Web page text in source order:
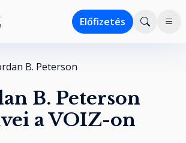
Előfizetés
B. Peterson
B. Peterson
a VOIZ-on